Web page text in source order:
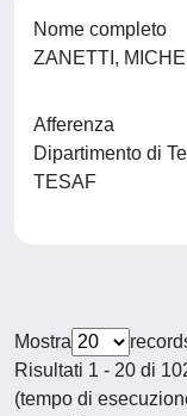
Nome completo
ZANETTI,
Afferenza
Dipartimento di
TESAF
Mostra
Risultati 1 - 20 di
(tempo di